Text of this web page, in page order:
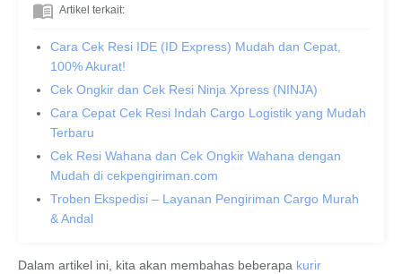
Artikel terkait:
Cara Cek Resi IDE (ID Express) Mudah dan Cepat,
100% Akurat!
Cek Ongkir dan Cek Resi Ninja Xpress (NINJA)
Cara Cepat Cek Resi Indah Cargo Logistik yang Mudah
Terbaru
Cek Resi Wahana dan Cek Ongkir Wahana dengan
Mudah di cekpengiriman.com
Troben Ekspedisi – Layanan Pengiriman Cargo Murah
& Andal
Dalam artikel ini, kita akan membahas beberapa kurir